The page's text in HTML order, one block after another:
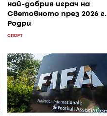
най-добрия играч на
Световното през 2026 г.
Родри
СПОРТ